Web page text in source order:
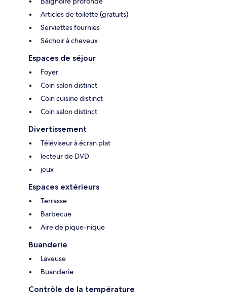
Articles de toilette (gratuits)
Serviettes fournies
Séchoir à cheveux
Espaces de séjour
Foyer
Coin salon distinct
Coin cuisine distinct
Coin salon distinct
Divertissement
Téléviseur à écran plat
lecteur de DVD
jeux
Espaces extérieurs
Terrasse
Barbecue
Aire de pique-nique
Buanderie
Laveuse
Buanderie
Contrôle de la température